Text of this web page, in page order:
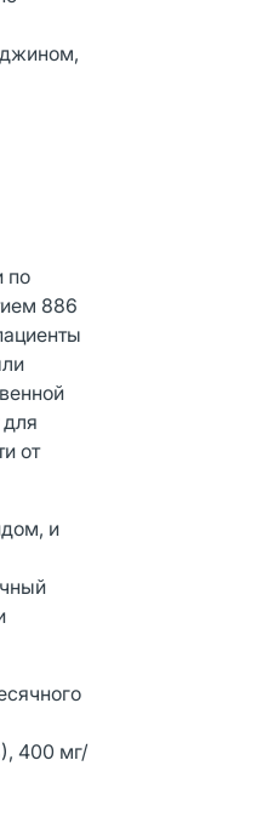
по
886
от
и
400 мг/